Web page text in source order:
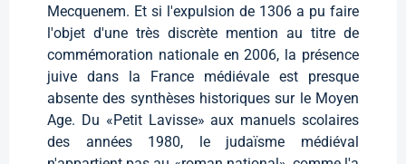
Mecquenem. Et si l'expulsion de 1306 a pu faire
l'objet d'une très discrète mention au titre de
commémoration nationale en 2006, la présence
juive dans la France médiévale est presque
absente des synthèses historiques sur le Moyen
Age. Du «Petit Lavisse» aux manuels scolaires
des années 1980, le judaïsme médiéval